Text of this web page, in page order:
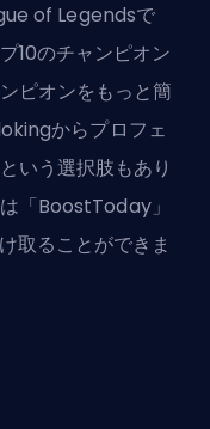
of Legendsで
10のチャンピオン
ピオンをもっと簡
からプロフェ
という選択肢もあり
「BoostToday」
取ることができま